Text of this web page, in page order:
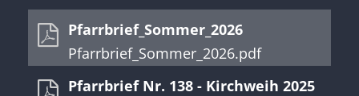
Pfarrbrief_Sommer_2026
Pfarrbrief_Sommer_2026.pdf
Pfarrbrief Nr. 138 - Kirchweih 2025